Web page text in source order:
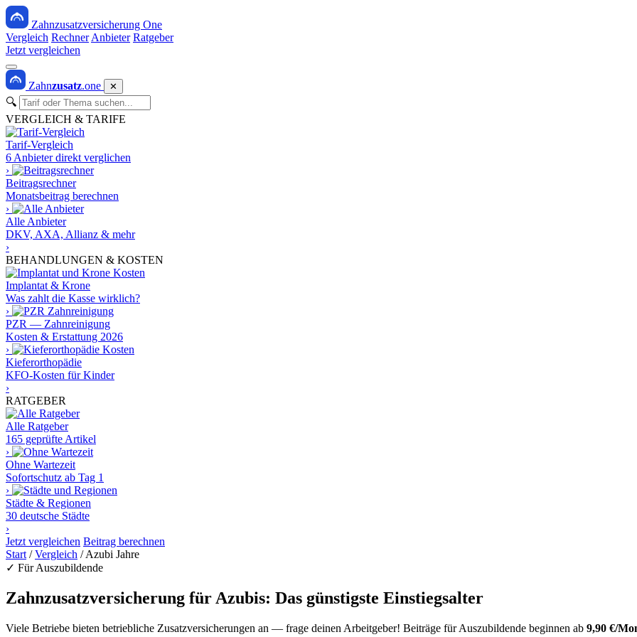
Zahnzusatzversicherung One
Vergleich Rechner Anbieter Ratgeber
Jetzt vergleichen
Zahnzusatz.one ✕
🔍
VERGLEICH & TARIFE
Tarif-Vergleich
6 Anbieter direkt verglichen
›
Beitragsrechner
Monatsbeitrag berechnen
›
Alle Anbieter
DKV, AXA, Allianz & mehr
›
BEHANDLUNGEN & KOSTEN
Implantat & Krone
Was zahlt die Kasse wirklich?
›
PZR — Zahnreinigung
Kosten & Erstattung 2026
›
Kieferorthopädie
KFO-Kosten für Kinder
›
RATGEBER
Alle Ratgeber
165 geprüfte Artikel
›
Ohne Wartezeit
Sofortschutz ab Tag 1
›
Städte & Regionen
30 deutsche Städte
›
Jetzt vergleichen Beitrag berechnen
Start / Vergleich / Azubi Jahre
✓ Für Auszubildende
Zahnzusatzversicherung für Azubis: Das günstigste Einstiegsalter
Viele Betriebe bieten betriebliche Zusatzversicherungen an — frage deinen Arbeitgeber! Beiträge für Auszubildende beginnen ab 9,90 €/